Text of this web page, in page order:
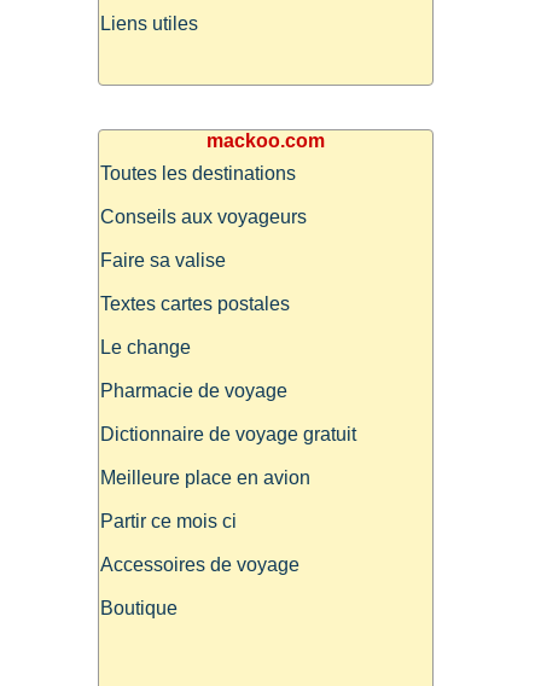
Liens utiles
mackoo.com
Toutes les destinations
Conseils aux voyageurs
Faire sa valise
Textes cartes postales
Le change
Pharmacie de voyage
Dictionnaire de voyage gratuit
Meilleure place en avion
Partir ce mois ci
Accessoires de voyage
Boutique